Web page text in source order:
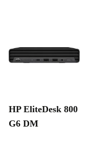
HP EliteDesk 800
G6 DM